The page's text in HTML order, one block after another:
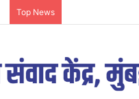
Top News